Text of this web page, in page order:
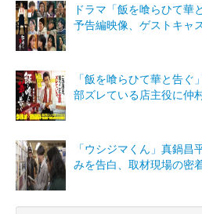
ドラマ「飯を喰らひて華
予告編映像、ゲストキャ
「飯を喰らひて華と告
部ズレている店主役に仲
「ウシジマくん」真鍋
みを告白、取材現場の密